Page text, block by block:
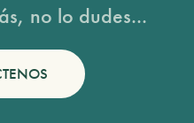
no lo dudes...